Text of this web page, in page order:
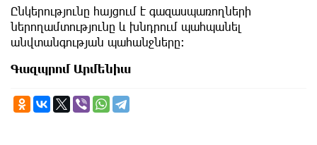
Ընկերությունը հայցում է գազասպառողների
ներողամտությունը և խնդրում պահպանել
անվտանգության պահանջները:
Գազպրոմ Արմենիա